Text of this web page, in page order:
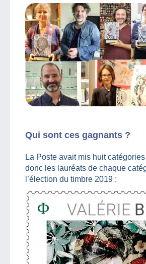
Qui sont ces gagnants ?
La Poste avait mis huit
donc les lauréats de chaque
l’élection du timbre 2019 :